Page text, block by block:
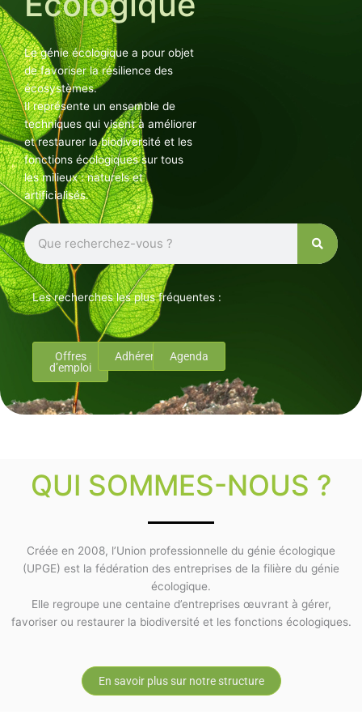
Le génie écologique a pour objet
de favoriser la résilience des
écosystèmes.
Il représente un ensemble de
techniques qui visent à améliorer
et restaurer la biodiversité et les
fonctions écologiques sur tous
les milieux : naturels et
artificialisés.
Rechercher
Les recherches les plus fréquentes :
Offres
d’emploi
Adhérents Agenda
QUI SOMMES-NOUS ?
Créée en 2008, l’Union professionnelle du génie écologique
(UPGE) est la fédération des entreprises de la filière du génie
écologique.
Elle regroupe une centaine d’entreprises œuvrant à gérer,
favoriser ou restaurer la biodiversité et les fonctions écologiques.
En savoir plus sur notre structure